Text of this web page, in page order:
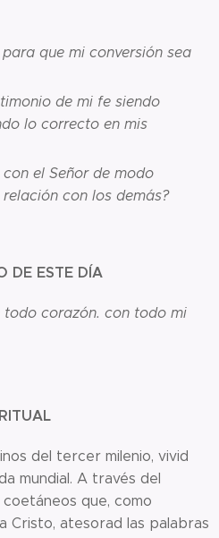
que mi conversión sea
de mi fe siendo
lo correcto en mis
el Señor de modo
con los demás?
DE ESTE DÍA
todo corazón. con todo mi
del tercer milenio, vivid
mundial. A través del
que, como
Cristo, atesorad las palabras